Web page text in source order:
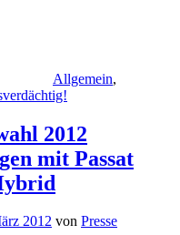
Allgemein,
2012
mit Passat
2012 von Presse